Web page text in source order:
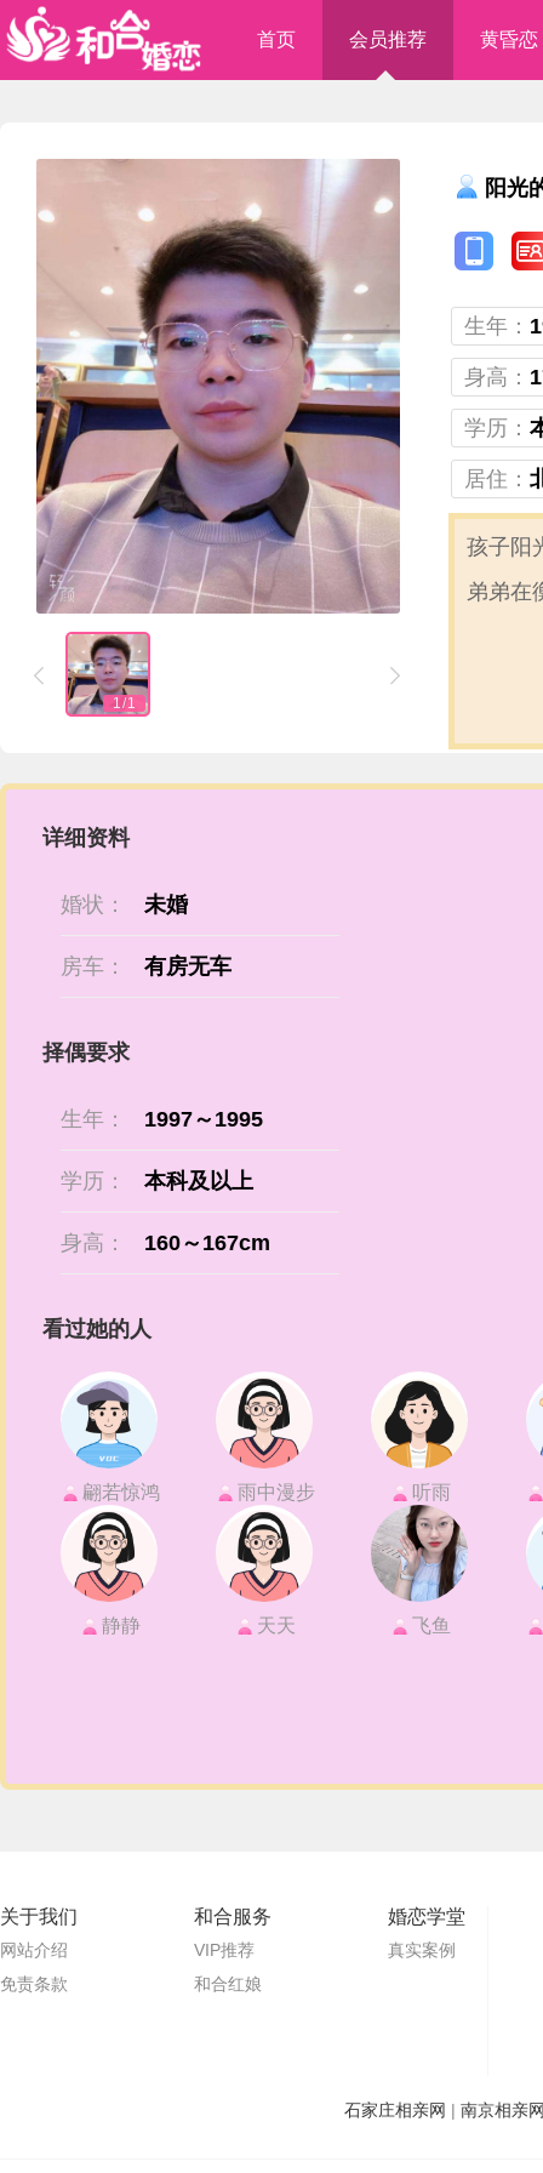
首页 会员推荐 黄昏恋

1/1

阳光
生年：
身高：
学历：
居住：
孩子阳光正气 从小爱看书，关心
弟弟在
详细资料
婚状： 未婚
房车： 有房无车
择偶要求
生年： 1997～1995
学历： 本科及以上
身高： 160～167cm
看过她的人
翩若惊鸿 雨中漫步 听雨
静静 天天 飞鱼
关于我们
网站介绍
免责条款
和合服务
VIP推荐
和合红娘
婚恋学堂
真实案例
石家庄相亲网 | 南京相亲